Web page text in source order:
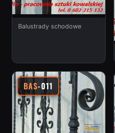
Balustrady schodowe
BAS-011